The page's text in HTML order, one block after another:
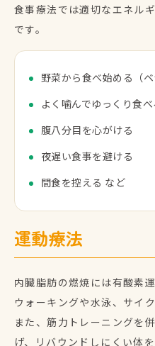
食事療法では適切なエネル
です。
野菜から食べ始める（ベ
よく噛んでゆっくり食べ
腹八分目を心がける
夜遅い食事を避ける
間食を控える など
運動療法
内臓脂肪の燃焼には有酸素
ウォーキングや水泳、サイ
また、筋力トレーニングを
げ、リバウンドしにくい体